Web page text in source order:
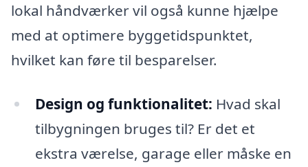
lokal håndværker vil også kunne hjælpe
med at optimere byggetidspunktet,
hvilket kan føre til besparelser.
Design og funktionalitet: Hvad skal
tilbygningen bruges til? Er det et
ekstra værelse, garage eller måske en